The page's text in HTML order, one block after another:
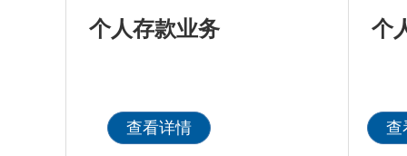
个人存款业务
查看详情
个
查